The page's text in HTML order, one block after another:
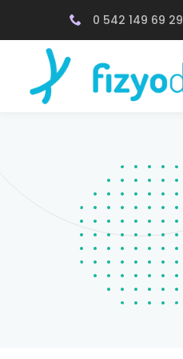
0 542 149 69 29